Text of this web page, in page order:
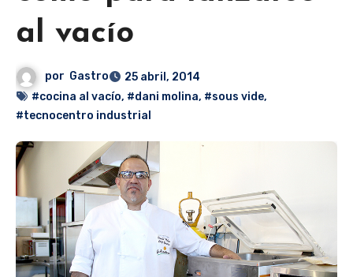
al vacío
por Gastro
25 abril, 2014
#cocina al vacío, #dani molina, #sous vide,
#tecnocentro industrial